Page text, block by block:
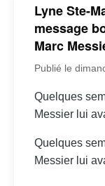
Lyne Ste-
message
Marc
Publié le
Quelques
Messier lui
Quelques
Messier lui